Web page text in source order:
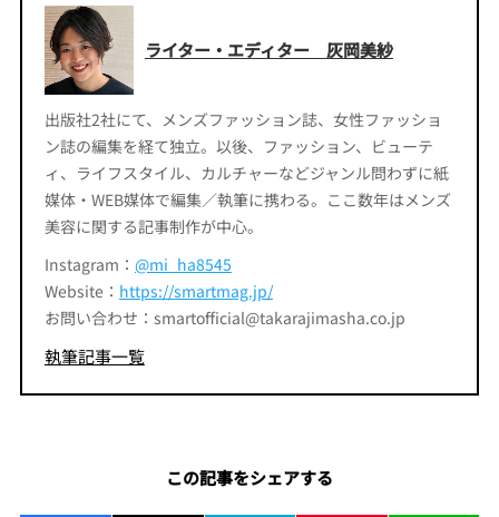
ライター・エディター 灰岡美紗
出版社2社にて、メンズファッション誌、女性ファッショ
ン誌の編集を経て独立。以後、ファッション、ビューテ
ィ、ライフスタイル、カルチャーなどジャンル問わずに紙
媒体・WEB媒体で編集／執筆に携わる。ここ数年はメンズ
美容に関する記事制作が中心。
Instagram： @mi_ha8545
Website： https://smartmag.jp/
お問い合わせ：smartofficial@takarajimasha.co.jp
執筆記事一覧
この記事をシェアする